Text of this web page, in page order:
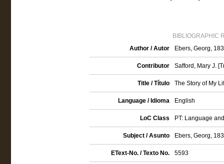
BIBLIOGRAPHIC
Author / Autor
Ebers, Georg,
Contributor Safford, Mary J.
Title / Título The Story of My
Language / Idioma English
LoC Class PT: Language
Subject / Asunto Ebers, Georg,
EText-No. / Texto No. 5593